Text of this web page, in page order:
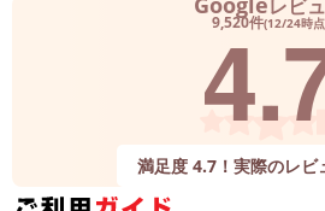
レビ
9,520件(12/24時
満足度 4.7！実際のレビ